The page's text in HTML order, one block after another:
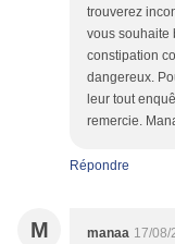
trouverez
vous souhaite
constipation
dangereux.
leur tout
remercie.
Répondre
M manaa 17/08/